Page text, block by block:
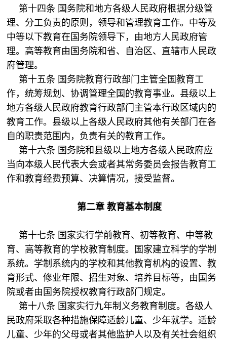
第十四条 国务院和地方各级人民政府根据分级管
理、分工负责的原则，领导和管理教育工作。中等及
中等以下教育在国务院领导下，由地方人民政府管
理。高等教育由国务院和省、自治区、直辖市人民政
府管理。
第十五条 国务院教育行政部门主管全国教育工
作，统筹规划、协调管理全国的教育事业。县级以上
地方各级人民政府教育行政部门主管本行政区域内的
教育工作。县级以上各级人民政府其他有关部门在各
自的职责范围内，负责有关的教育工作。
第十六条 国务院和县级以上地方各级人民政府应
当向本级人民代表大会或者其常务委员会报告教育工
作和教育经费预算、决算情况，接受监督。
第二章 教育基本制度
第十七条 国家实行学前教育、初等教育、中等教
育、高等教育的学校教育制度。国家建立科学的学制
系统。学制系统内的学校和其他教育机构的设置、教
育形式、修业年限、招生对象、培养目标等，由国务
院或者由国务院授权教育行政部门规定。
第十八条 国家实行九年制义务教育制度。各级人
民政府采取各种措施保障适龄儿童、少年就学。适龄
儿童、少年的父母或者其他监护人以及有关社会组织